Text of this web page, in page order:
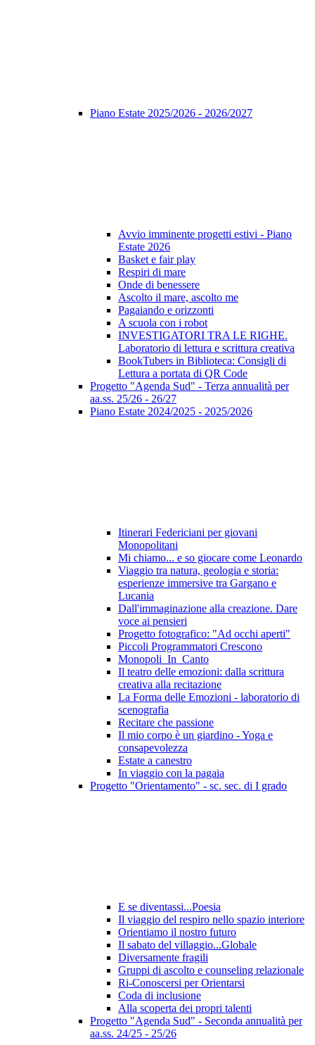
Piano Estate 2025/2026 - 2026/2027
Avvio imminente progetti estivi - Piano
Estate 2026
Basket e fair play
Respiri di mare
Onde di benessere
Ascolto il mare, ascolto me
Pagaiando e orizzonti
A scuola con i robot
INVESTIGATORI TRA LE RIGHE.
Laboratorio di lettura e scrittura creativa
BookTubers in Biblioteca: Consigli di
Lettura a portata di QR Code
Progetto "Agenda Sud" - Terza annualità per
aa.ss. 25/26 - 26/27
Piano Estate 2024/2025 - 2025/2026
Itinerari Federiciani per giovani
Monopolitani
Mi chiamo... e so giocare come Leonardo
Viaggio tra natura, geologia e storia:
esperienze immersive tra Gargano e
Lucania
Dall'immaginazione alla creazione. Dare
voce ai pensieri
Progetto fotografico: "Ad occhi aperti"
Piccoli Programmatori Crescono
Monopoli_In_Canto
Il teatro delle emozioni: dalla scrittura
creativa alla recitazione
La Forma delle Emozioni - laboratorio di
scenografia
Recitare che passione
Il mio corpo è un giardino - Yoga e
consapevolezza
Estate a canestro
In viaggio con la pagaia
Progetto "Orientamento" - sc. sec. di I grado
E se diventassi...Poesia
Il viaggio del respiro nello spazio interiore
Orientiamo il nostro futuro
Il sabato del villaggio...Globale
Diversamente fragili
Gruppi di ascolto e counseling relazionale
Ri-Conoscersi per Orientarsi
Coda di inclusione
Alla scoperta dei propri talenti
Progetto "Agenda Sud" - Seconda annualità per
aa.ss. 24/25 - 25/26